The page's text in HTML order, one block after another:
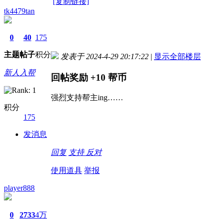
tk4479tan
0
主题
40
帖子
175
积分
新人入帮
积分
175
发消息
发表于 2024-4-29 20:17:22 | 显示全部楼层
回帖奖励 +10 帮币
强烈支持帮主ing……
回复 支持 反对
使用道具 举报
player888
0 27334万